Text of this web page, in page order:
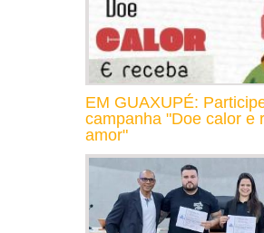
EM GUAXUPÉ:
campanha "Doe calor e
amor"